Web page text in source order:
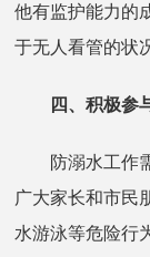
他有监护能力的
于无人看管的状
四、积极参与
防溺水工作需
广大家长和市民
水游泳等危险行